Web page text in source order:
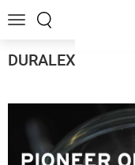
Toggle
DURALEX